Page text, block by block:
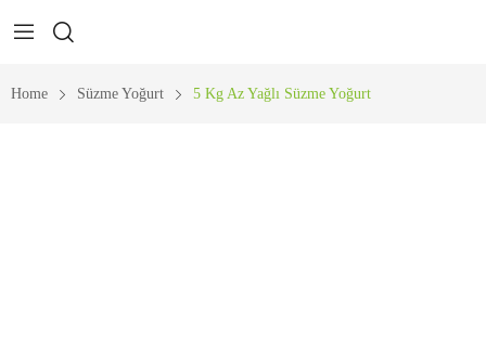
Home Süzme Yoğurt 5 Kg Az Yağlı Süzme Yoğurt